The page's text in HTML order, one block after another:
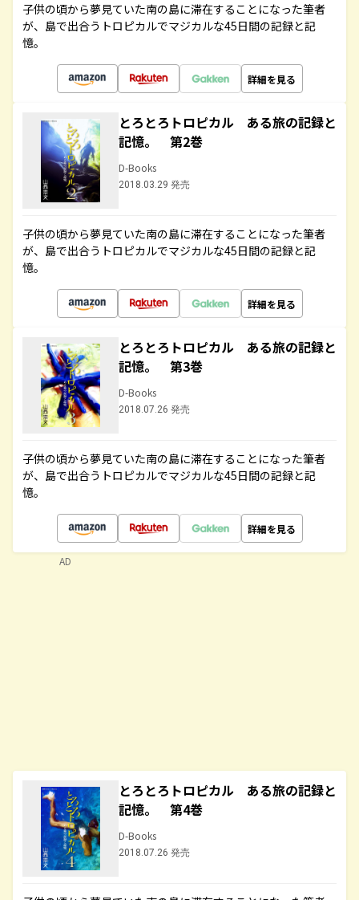
子供の頃から夢見ていた南の島に滞在することになった筆者
が、島で出合うトロピカルでマジカルな45日間の記録と記
憶。
詳細を見る
とろとろトロピカル ある旅の記録と
記憶。 第2巻
D-Books
2018.03.29 発売
子供の頃から夢見ていた南の島に滞在することになった筆者
が、島で出合うトロピカルでマジカルな45日間の記録と記
憶。
詳細を見る
とろとろトロピカル ある旅の記録と
記憶。 第3巻
D-Books
2018.07.26 発売
子供の頃から夢見ていた南の島に滞在することになった筆者
が、島で出合うトロピカルでマジカルな45日間の記録と記
憶。
詳細を見る
とろとろトロピカル ある旅の記録と
記憶。 第4巻
D-Books
2018.07.26 発売
AD